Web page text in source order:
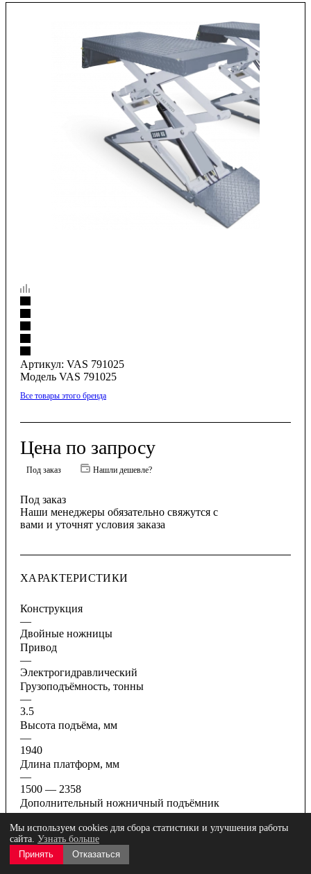
Артикул: VAS 791025
Модель VAS 791025
Все товары этого бренда
Цена по запросу
Под заказ Нашли дешевле?
Под заказ
Наши менеджеры обязательно свяжутся с
вами и уточнят условия заказа
ХАРАКТЕРИСТИКИ
Конструкция
—
Двойные ножницы
Привод
—
Электрогидравлический
Грузоподъёмность, тонны
—
3.5
Высота подъёма, мм
—
1940
Длина платформ, мм
—
1500 — 2358
Дополнительный ножничный подъёмник
—
Нет
Все характеристики
Мы используем cookies для сбора статистики и улучшения работы
сайта. Узнать больше
Принять
Отказаться